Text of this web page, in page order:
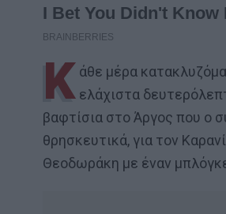
Κ άθε μέρα
ελάχιστα
βαφτίσια στο Άργος που ο
θρησκευτικά, για τον
Θεοδωράκη με έναν